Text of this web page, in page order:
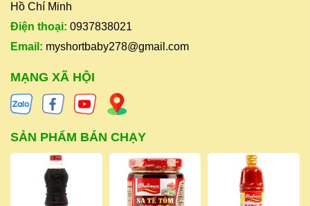
Hồ Chí Minh
Điện thoại: 0937838021
Email: myshortbaby278@gmail.com
MẠNG XÃ HỘI
SẢN PHẨM BÁN CHẠY